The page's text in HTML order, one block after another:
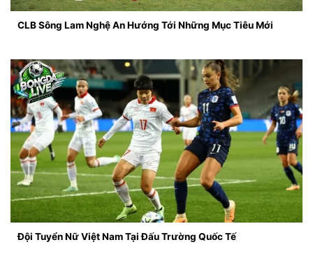
CLB Sông Lam Nghệ An Hướng Tới Những Mục Tiêu Mới
Đội Tuyển Nữ Việt Nam Tại Đấu Trường Quốc Tế